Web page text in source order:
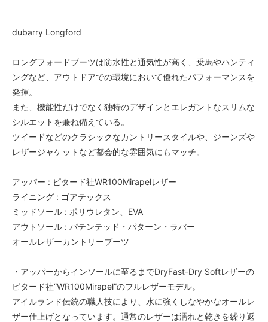
dubarry Longford
ロングフォードブーツは防水性と通気性が高く、乗馬やハンティ
ングなど、アウトドアでの環境において優れたパフォーマンスを
発揮。
また、機能性だけでなく独特のデザインとエレガントなスリムな
シルエットを兼ね備えている。
ツイードなどのクラシックなカントリースタイルや、ジーンズや
レザージャケットなど都会的な雰囲気にもマッチ。
アッパー : ピタード社WR100Mirapelレザー
ライニング : ゴアテックス
ミッドソール : ポリウレタン、EVA
アウトソール : パテンテッド・パターン・ラバー
オールレザーカントリーブーツ
・アッパーからインソールに至るまでDryFast-Dry Softレザーの
ピタード社“WR100Mirapel”のフルレザーモデル。
アイルランド伝統の職人技により、水に強くしなやかなオールレ
ザー仕上げとなっています。通常のレザーは濡れと乾きを繰り返